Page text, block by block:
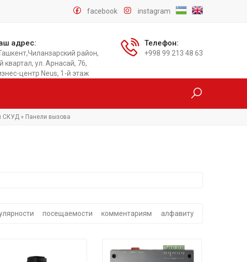
instagram
facebook
адрес:
район,
квартал, ул. Арнасай, 76,
центр Neus, 1-й этаж
Телефон:
+998 99 213 48 63
СКУД » Панели вызова
посещаемости комментариям алфавиту